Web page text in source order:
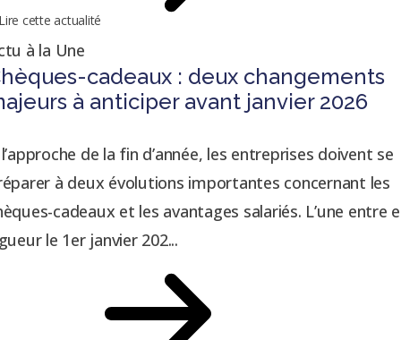
cette actualité
à la Une
cadeaux : deux changements
à anticiper avant janvier 2026
de la fin d’année, les entreprises doivent se
à deux évolutions importantes concernant les
cadeaux et les avantages salariés. L’une entre
le 1er janvier 202...